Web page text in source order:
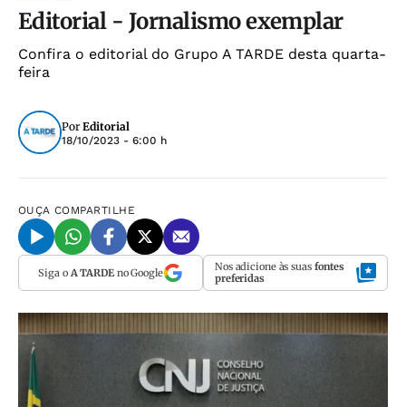
Editorial - Jornalismo exemplar
Confira o editorial do Grupo A TARDE desta quarta-
feira
Por Editorial
18/10/2023 - 6:00 h
OUÇA COMPARTILHE
Siga o A TARDEno Google Nos adicione às suas fontes
preferidas